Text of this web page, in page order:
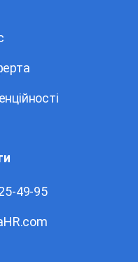
49-95